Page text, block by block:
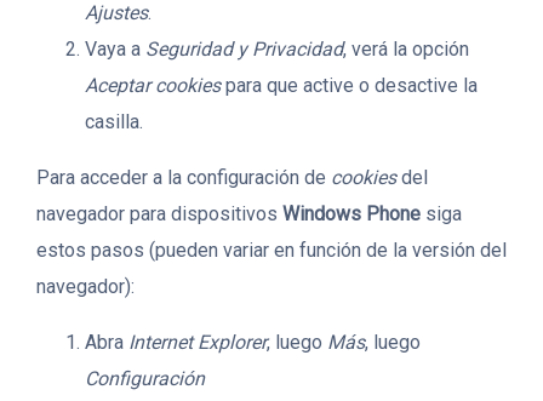
Ajustes.
Vaya a Seguridad y Privacidad, verá la opción
Aceptar cookiespara que active o desactive la
casilla.
Para acceder a la configuración de cookiesdel
navegador para dispositivos Windows Phone siga
estos pasos (pueden variar en función de la versión del
navegador):
Abra Internet Explorer, luego Más, luego
Configuración